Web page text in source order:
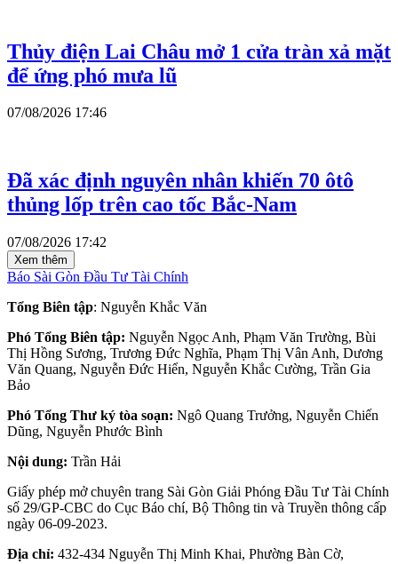
Thủy điện Lai Châu mở 1 cửa tràn xả mặt
để ứng phó mưa lũ
07/08/2026 17:46
Đã xác định nguyên nhân khiến 70 ôtô
thủng lốp trên cao tốc Bắc-Nam
07/08/2026 17:42
Xem thêm
Báo Sài Gòn Đầu Tư Tài Chính
Tổng Biên tập: Nguyễn Khắc Văn
Phó Tổng Biên tập: Nguyễn Ngọc Anh, Phạm Văn Trường, Bùi
Thị Hồng Sương, Trương Đức Nghĩa, Phạm Thị Vân Anh, Dương
Văn Quang, Nguyễn Đức Hiển, Nguyễn Khắc Cường, Trần Gia
Bảo
Phó Tổng Thư ký tòa soạn: Ngô Quang Trưởng, Nguyễn Chiến
Dũng, Nguyễn Phước Bình
Nội dung: Trần Hải
Giấy phép mở chuyên trang Sài Gòn Giải Phóng Đầu Tư Tài Chính
số 29/GP-CBC do Cục Báo chí, Bộ Thông tin và Truyền thông cấp
ngày 06-09-2023.
Địa chỉ: 432-434 Nguyễn Thị Minh Khai, Phường Bàn Cờ,